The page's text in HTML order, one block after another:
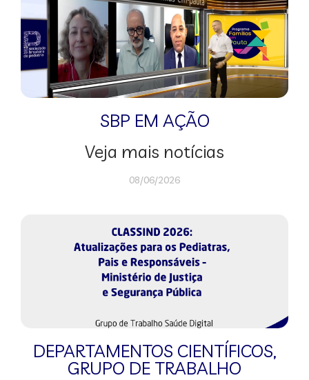
SBP EM AÇÃO
Veja mais notícias
08/06/2026
DEPARTAMENTOS CIENTÍFICOS,
GRUPO DE TRABALHO